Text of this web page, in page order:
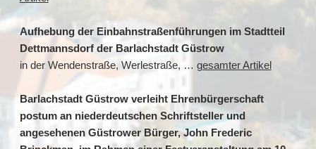
Aufhebung der Einbahnstraßenführungen im Stadtteil
Dettmannsdorf der Barlachstadt Güstrow
in der Wendenstraße, Werlestraße, … gesamter Artikel
Barlachstadt Güstrow verleiht Ehrenbürgerschaft
postum an niederdeutschen Schriftsteller und
angesehenen Güstrower Bürger, John Frederic